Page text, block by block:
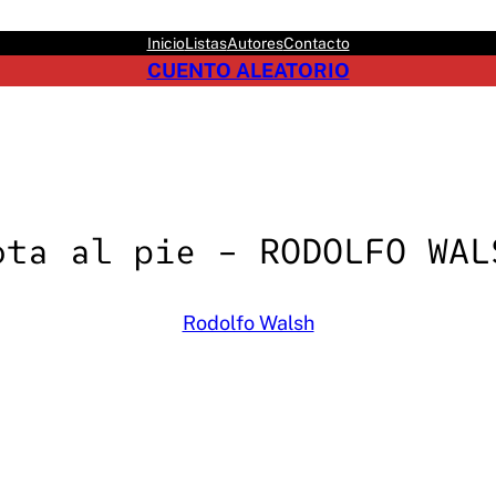
InicioListasAutoresContacto
CUENTO ALEATORIO
al pie – RODOLFO
Rodolfo Walsh